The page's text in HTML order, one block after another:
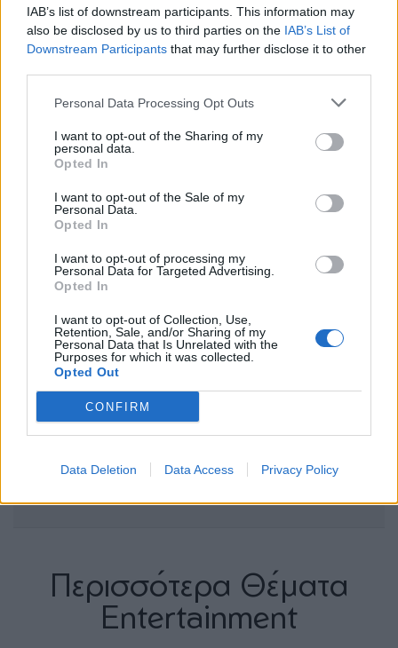
IAB’s list of downstream participants. This information may
also be disclosed by us to third parties on the IAB’s List of
Downstream Participants that may further disclose it to other
Personal Data Processing Opt Outs
I want to opt-out of the Sharing of my
personal data.
Opted In
I want to opt-out of the Sale of my
Personal Data.
Opted In
I want to opt-out of processing my
Personal Data for Targeted Advertising.
Opted In
I want to opt-out of Collection, Use,
Retention, Sale, and/or Sharing of my
Personal Data that Is Unrelated with the
Purposes for which it was collected.
Opted Out
CONFIRM
Data Deletion Data Access Privacy Policy
Ακολουθήστε το Pink.gr και στοInstagram
Περισσότερα Θέματα
Entertainment